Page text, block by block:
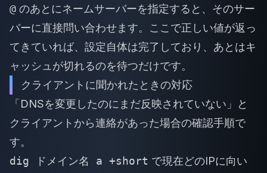
@ のあとにネームサーバーを指定すると、そのサー
バーに直接問い合わせます。ここで正しい値が返っ
てきていれば、設定自体は完了しており、あとはキ
ャッシュが切れるのを待つだけです。
クライアントに聞かれたときの対応
「DNSを変更したのにまだ反映されていない」と
クライアントから連絡があった場合の確認手順で
す。
dig ドメイン名 a +short で現在どのIPに向い